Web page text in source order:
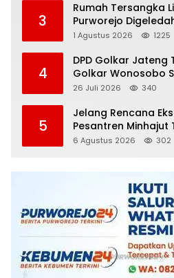
3
Rumah Tersangka
Purworejo
Diamankan
1 Agustus 2026 1225
4
DPD Golkar Jateng
Golkar Wonosobo
Purnomo Terpilih
26 Juli 2026 340
5
Jelang Rencana
Pesantren Minhajut
Purworejo Dorong
6 Agustus 2026 302